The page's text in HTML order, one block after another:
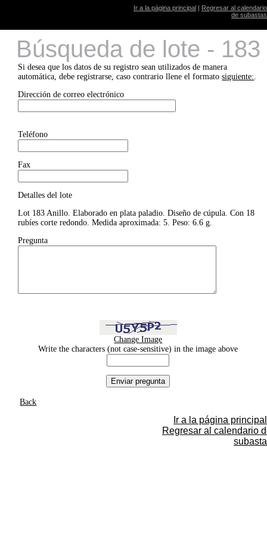
Ir a la página principal | Regresar al calendario
de subastas
Búsqueda de lote - 183
Si desea que los datos de su registro sean utilizados de manera
automática, debe registrarse, caso contrario llene el formatosiguiente:.
Dirección de correo electrónico
Teléfono
Fax
Detalles del lote
Lot 183 Anillo. Elaborado en plata paladio. Diseño de cúpula. Con 18
rubíes corte redondo. Medida aproximada: 5. Peso: 6.6 g.
Pregunta
Change Image
Write the characters (not case-sensitive) in the image above
Back
Ir a la página principal
Regresar al calendario